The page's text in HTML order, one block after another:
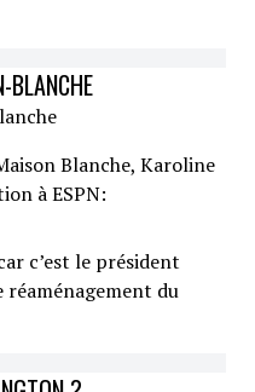
BLANCHE
Blanche, Karoline
à ESPN:
c’est le président
du